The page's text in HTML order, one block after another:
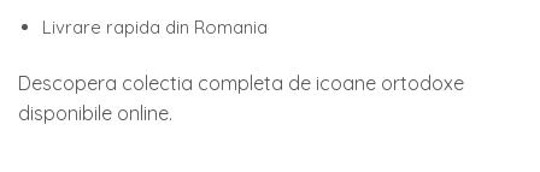
Livrare rapida din Romania
Descopera colectia completa de icoane ortodoxe
disponibile online.